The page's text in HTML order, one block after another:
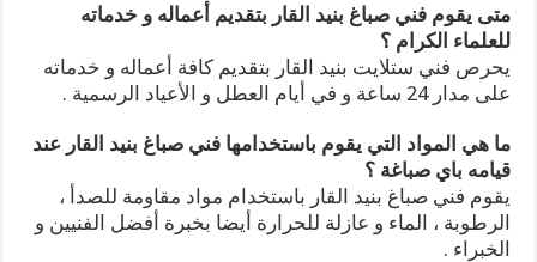
متى يقوم فني صباغ بنيد القار بتقديم أعماله و خدماته
للعلماء الكرام ؟
يحرص فني ستلايت بنيد القار بتقديم كافة أعماله و خدماته
على مدار 24 ساعة و في أيام العطل و الأعياد الرسمية .
ما هي المواد التي يقوم باستخدامها فني صباغ بنيد القار عند
قيامه باي صباغة ؟
يقوم فني صباغ بنيد القار باستخدام مواد مقاومة للصدأ ،
الرطوبة ، الماء و عازلة للحرارة أيضا بخبرة أفضل الفنيين و
الخبراء .